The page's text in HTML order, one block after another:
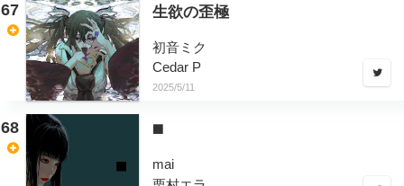
67 生欲の歪極
初音ミク
Cedar P
2025/5/11
68 ◼️
mai